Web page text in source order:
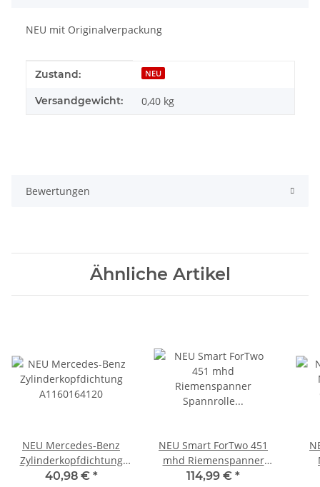
NEU mit Originalverpackung
Produkteigenschaft
Wert
Zustand: NEU
Versandgewicht: 0,40 kg
Bewertungen
Ähnliche Artikel
NEU Mercedes-Benz
Zylinderkopfdichtung
A1160164120
40,98 € *
NEU Smart ForTwo 451
mhd Riemenspanner
Spannrolle für
114,99 € *